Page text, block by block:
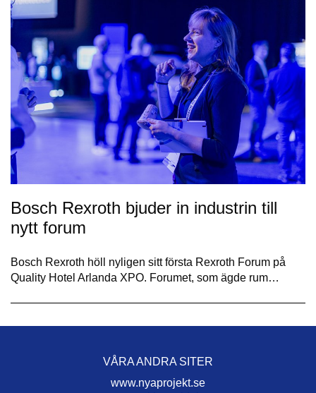
Bosch Rexroth bjuder in industrin till
nytt forum
Bosch Rexroth höll nyligen sitt första Rexroth Forum på
Quality Hotel Arlanda XPO. Forumet, som ägde rum…
VÅRA ANDRA SITER
www.nyaprojekt.se